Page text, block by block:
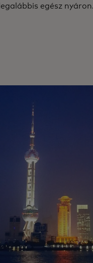
egész nyáron.